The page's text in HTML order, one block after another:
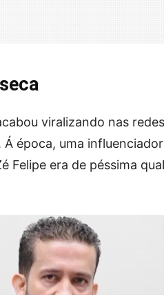
viralizando nas
época, uma
Felipe era de péssima